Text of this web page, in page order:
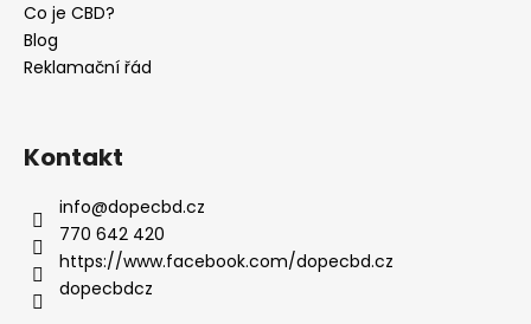
Co je CBD?
Blog
Reklamační řád
Kontakt
info@dopecbd.cz
770 642 420
https://www.facebook.com/dopecbd.cz
dopecbdcz